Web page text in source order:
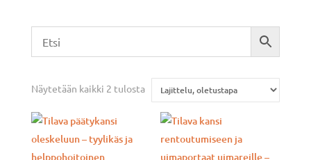
Näytetään kaikki 2 tulosta